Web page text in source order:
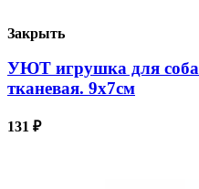
Закрыть
УЮТ игрушка для
тканевая. 9х7см
131 ₽